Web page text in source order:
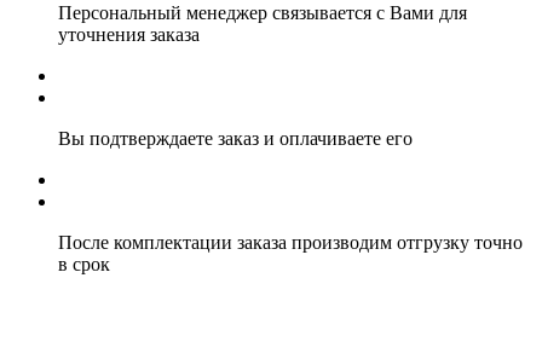
Персональный менеджер связывается с Вами для
уточнения заказа
Вы подтверждаете заказ и оплачиваете его
После комплектации заказа производим отгрузку точно
в срок